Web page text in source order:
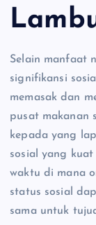
Selain manfaat
signifikansi
memasak dan
pusat makanan
kepada yang
sosial yang
waktu di mana
status sosial
sama untuk